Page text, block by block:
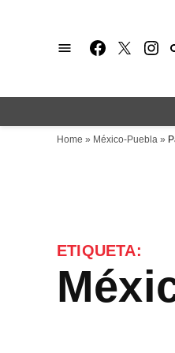
Facebook
Twitter
Home » México-Puebla »
ETIQUETA: